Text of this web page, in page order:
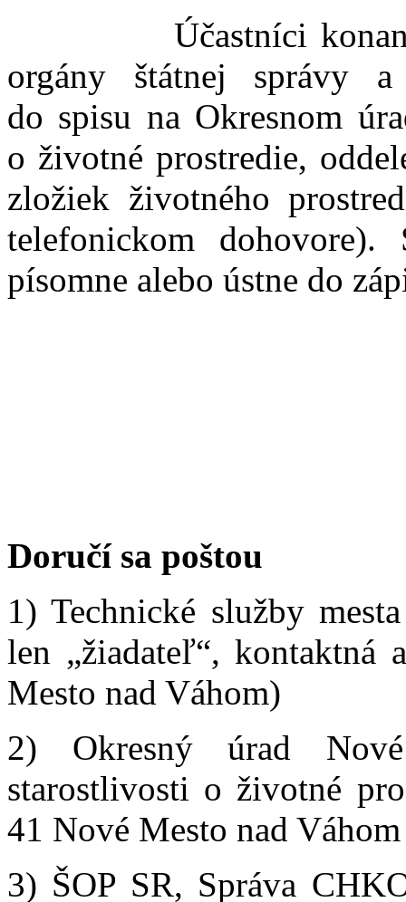
Účastníci konania,
orgány štátnej správy
do spisu na Okresnom
o životné prostredie,
zložiek životného
telefonickom
písomne alebo ústne do
Doručí sa poštou
1) Technické služby
len „žiadateľ“, kontaktná
Mesto nad Váhom)
2) Okresný úrad
starostlivosti o životné
41 Nové Mesto nad Váhom
3) ŠOP SR, Správa